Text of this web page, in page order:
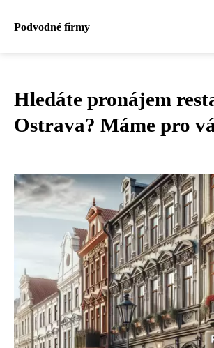
Podvodné firmy
Hledáte pronájem
Ostrava? Máme pro